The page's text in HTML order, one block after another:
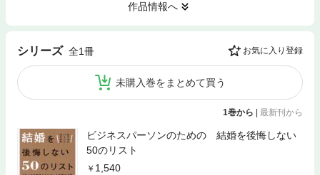
作品情報へ
シリーズ 全1冊 お気に入り登録
未購入巻をまとめて買う
1巻から 最新刊から
ビジネスパーソンのための 結婚を後悔しない
50のリスト
1,540